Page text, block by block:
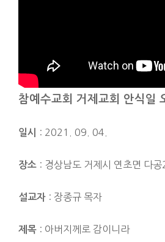
참예수교회 거제교회 안식일
일시 : 2021. 09. 04.
장소 : 경상남도 거제시 연초면 다
설교자 : 장종규 목자
제목 : 아버지께로 감이니라